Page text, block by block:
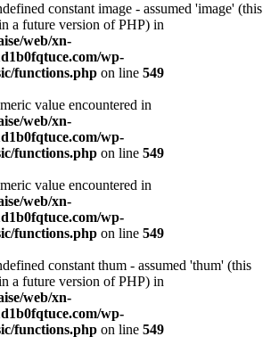
constant image - assumed 'image' (this
a future version of PHP) in
web/xn-
wp-
functions.php on line 549
value encountered in
web/xn-
wp-
functions.php on line 549
value encountered in
web/xn-
wp-
functions.php on line 549
constant thum - assumed 'thum' (this
a future version of PHP) in
web/xn-
wp-
functions.php on line 549